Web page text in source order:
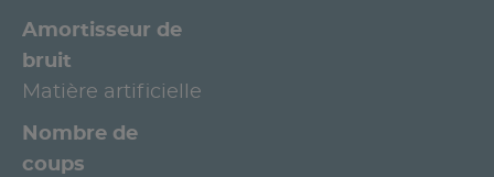
Amortisseur de
bruit
Matière artificielle
Nombre de
coups